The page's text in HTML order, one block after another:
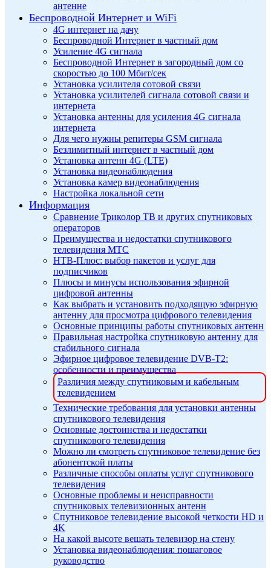
антенне
Беспроводной Интернет и WiFi
4G интернет на дачу
Беспроводной Интернет в частный дом
Усиление 4G сигнала
Беспроводной Интернет в загородный дом со
скоростью до 100 Мбит/сек
Установка усилителя сотовой связи
Установка усилителей сигнала сотовой связи и
интернета
Установка антенны для усиления 4G сигнала
интернета
Для чего нужны репитеры GSM сигнала
Безлимитный интернет в частный дом
Установка антенн 4G (LTE)
Установка видеонаблюдения
Установка камер видеонаблюдения
Настройка локальной сети
Информация
Сравнение Триколор ТВ и других спутниковых
операторов
Преимущества и недостатки спутникового
телевидения МТС
НТВ-Плюс: выбор пакетов и услуг для
подписчиков
Плюсы и минусы использования эфирной
цифровой антенны
Как выбрать и установить подходящую эфирную
антенну для просмотра цифрового телевидения
Основные принципы работы спутниковых антенн
Правильная настройка спутниковую антенну для
стабильного сигнала
Эфирное цифровое телевидение DVB-T2:
особенности и преимущества
Различия между спутниковым и кабельным
телевидением
Технические требования для установки антенны
спутникового телевидения
Основные достоинства и недостатки
спутникового телевидения
Можно ли смотреть спутниковое телевидение без
абонентской платы
Различные способы оплаты услуг спутникового
телевидения
Основные проблемы и неисправности
спутниковых телевизионных антенн
Спутниковое телевидение высокой четкости HD и
4K
На какой высоте вешать телевизор на стену
Установка видеонаблюдения: пошаговое
руководство